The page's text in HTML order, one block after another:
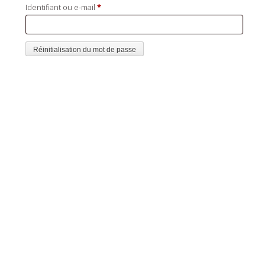
Identifiant ou e-mail *Obligatoire
Réinitialisation du mot de passe